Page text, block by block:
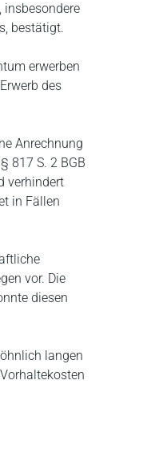
insbesondere
bestätigt.
erwerben
des
Anrechnung
817 S. 2 BGB
verhindert
in Fällen
vor. Die
diesen
langen